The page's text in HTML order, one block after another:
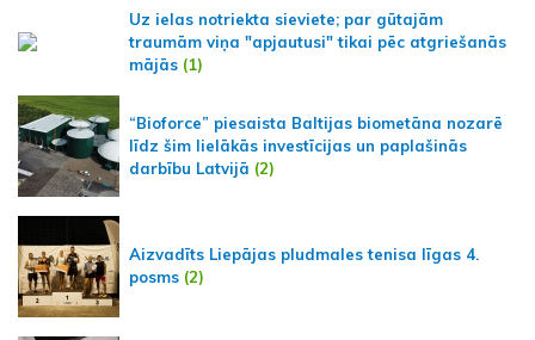
Uz ielas notriekta sieviete; par gūtajām
traumām viņa "apjautusi" tikai pēc atgriešanās
mājās (1)
“Bioforce” piesaista Baltijas biometāna nozarē
līdz šim lielākās investīcijas un paplašinās
darbību Latvijā (2)
Aizvadīts Liepājas pludmales tenisa līgas 4.
posms (2)